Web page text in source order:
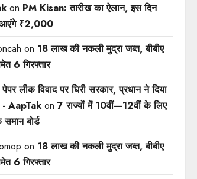
on PM Kisan: तारीख का ऐलान, इस दिन
₹2,000
on 18 लाख की नकली मुद्रा जब्त, बीबीए
6 गिरफ्तार
लीक विवाद पर घिरी सरकार, प्रधान ने दिया
- AapTakon 7 राज्यों में 10वीं—12वीं ​के लिए
समान बोर्ड
on 18 लाख की नकली मुद्रा जब्त, बीबीए
6 गिरफ्तार